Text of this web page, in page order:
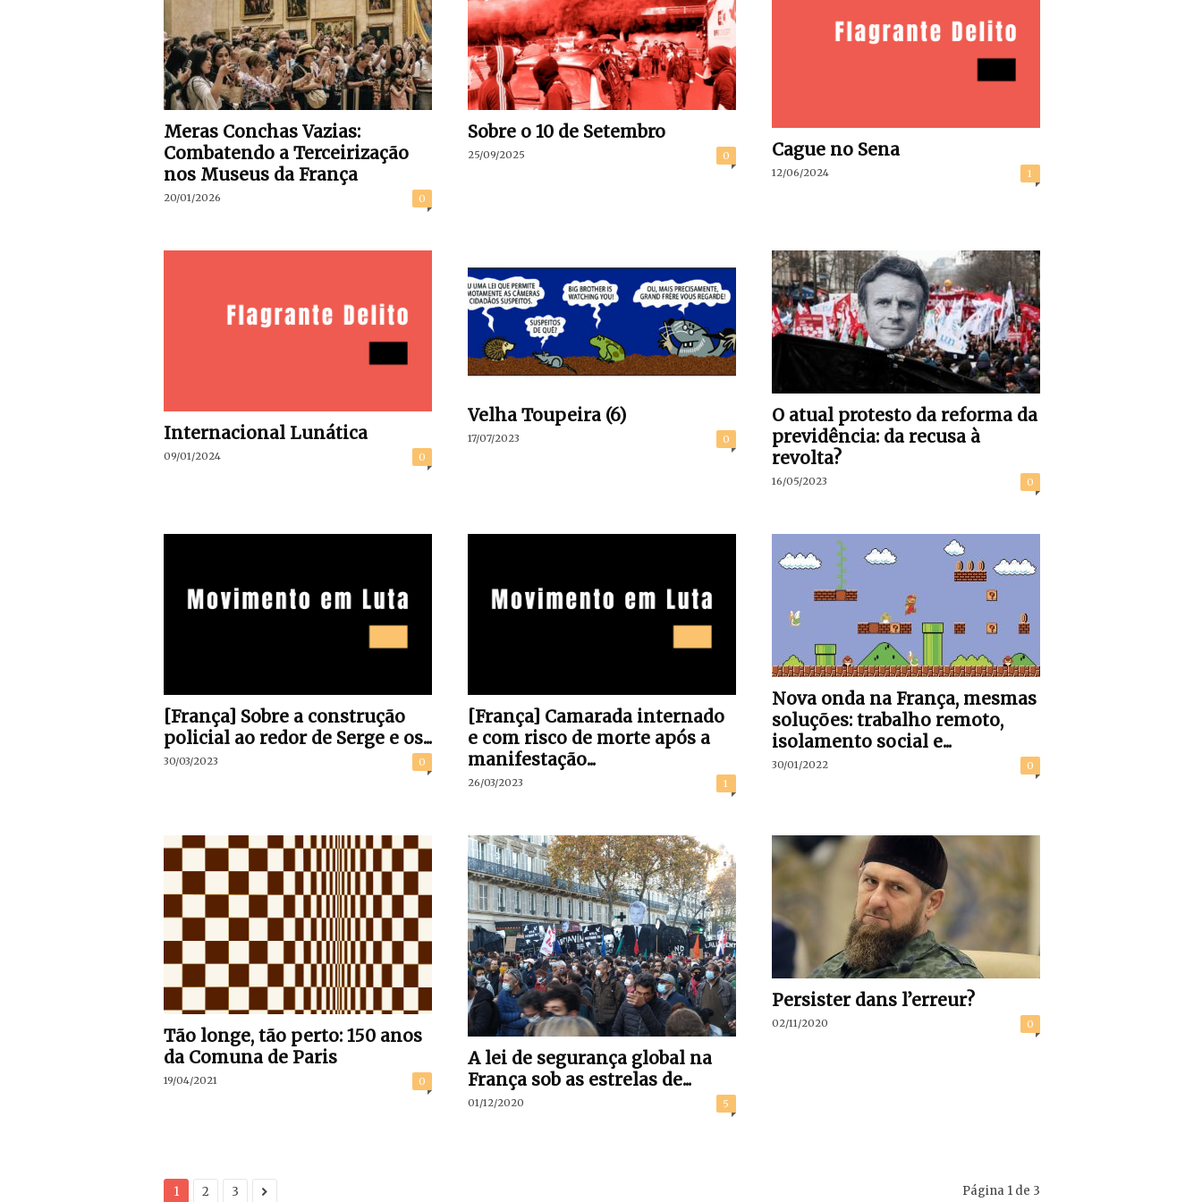
Meras Conchas Vazias:
Combatendo a Terceirização
nos Museus da França
20/01/2026 0
Sobre o 10 de Setembro
25/09/2025 0 Cague no Sena
12/06/2024 1
Internacional Lunática
09/01/2024 0
Velha Toupeira (6)
17/07/2023 0
O atual protesto da reforma da
previdência: da recusa à
revolta?
16/05/2023 0
[França] Sobre a construção
policial ao redor de Serge e os...
30/03/2023 0
[França] Camarada internado
e com risco de morte após a
manifestação...
26/03/2023 1
Nova onda na França, mesmas
soluções: trabalho remoto,
isolamento social e...
30/01/2022 0
Tão longe, tão perto: 150 anos
da Comuna de Paris
19/04/2021 0
A lei de segurança global na
França sob as estrelas de...
01/12/2020 5
Persister dans l’erreur?
02/11/2020 0
1 2 3 Página 1 de 3